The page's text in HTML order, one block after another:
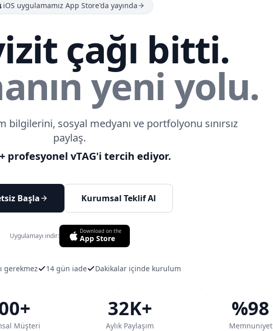
iOS uygulamamız App Store'da yayında
çağı bitti.
yeni yolu.
bilgilerini, sosyal medyanı ve portfolyonu sınırsız
paylaş.
profesyonel vTAG'i tercih ediyor.
Başla Kurumsal Teklif Al
Uygulamayı indir:
Download on the
App Store
gerekmez 14 gün iade Dakikalar içinde kurulum
Müşteri
32K+
Aylık Paylaşım
%98
Memnuniyet